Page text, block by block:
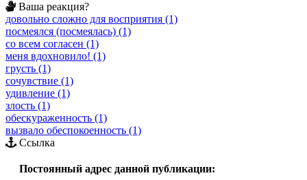
Ваша реакция?
довольно сложно для восприятия (1)
посмеялся (посмеялась) (1)
со всем согласен (1)
меня вдохновило! (1)
грусть (1)
сочувствие (1)
удивление (1)
злость (1)
обескураженность (1)
вызвало обеспокоенность (1)
Ссылка
Постоянный адрес данной публикации: